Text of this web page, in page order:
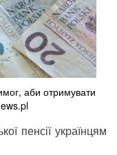
аби отримувати
пенсії українцям